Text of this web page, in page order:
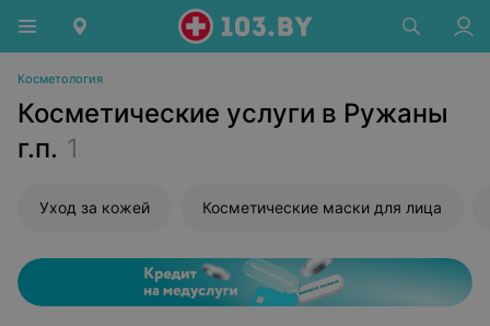
Косметология
Косметические услуги в Ружаны
г.п. 1
Уход за кожей Косметические маски для лица